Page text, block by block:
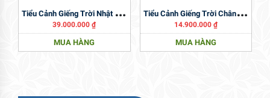
T
Iểu Cảnh Giếng Trời Nhật Bản
39.000.000₫
MUA HÀNG
T
Iểu Cảnh Giếng Trời Chân Cầu Thang
14.900.000 ₫
MUA HÀNG